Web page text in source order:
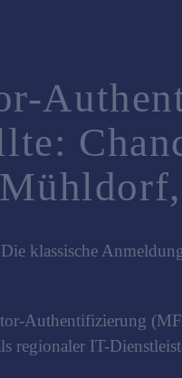
klassische
Authentifizierung
IT-